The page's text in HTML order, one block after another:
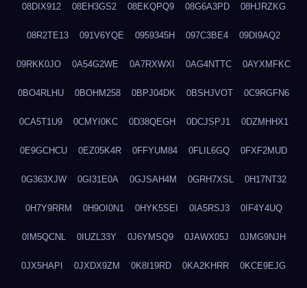
08DIX912 08EH3GS2 08EKQPQ9 08G6A3PD 08HJRZKG
08R2TE13 091V6YQE 0959345H 097C3BE4 09DI9AQ2
09RKK0JO 0A54G2WE 0A7RXWXI 0AG4NTTC 0AYXMFKC
0BO4RLHU 0BOHM258 0BPJ04DK 0BSHJVOT 0C9RGFN6
0CA5T1U9 0CMYI0KC 0D38QEGH 0DCJSPJ1 0DZMHHX1
0E9GCHCU 0EZ05K4R 0FFYUM84 0FLIL6GQ 0FXF2MUD
0G363XJW 0GI31E0A 0GJSAH4M 0GRH7XSL 0H17NT32
0H7Y9RRM 0H9OI0N1 0HYK5SEI 0IA5RSJ3 0IF4Y4UQ
0IM5QCNL 0IUZL33Y 0J6YMSQ9 0JAWX05J 0JMG9NJH
0JX5HAPI 0JXDX9ZM 0K8I19RD 0KA2KHRR 0KCE9EJG